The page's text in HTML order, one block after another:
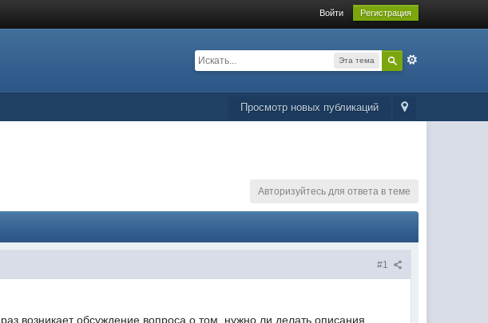
Войти Регистрация
Эта тема
Просмотр новых публикаций
Авторизуйтесь для ответа в теме
#1
возникает обсуждение вопроса о том, нужно ли делать описания